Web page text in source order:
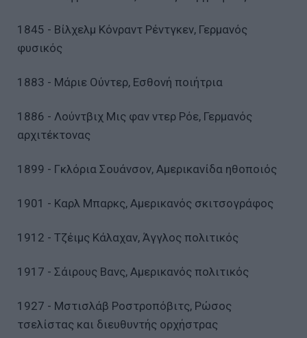
1845 - Βίλχελμ Κόνραντ Ρέντγκεν, Γερμανός
φυσικός
1883 - Μάριε Ούντερ, Εσθονή ποιήτρια
1886 - Λούντβιχ Μις φαν ντερ Ρόε, Γερμανός
αρχιτέκτονας
1899 - Γκλόρια Σουάνσον, Αμερικανίδα ηθοποιός
1901 - Καρλ Μπαρκς, Αμερικανός σκιτσογράφος
1912 - Τζέιμς Κάλαχαν, Άγγλος πολιτικός
1917 - Σάιρους Βανς, Αμερικανός πολιτικός
1927 - Μστισλάβ Ροστροπόβιτς, Ρώσος
τσελίστας και διευθυντής ορχήστρας